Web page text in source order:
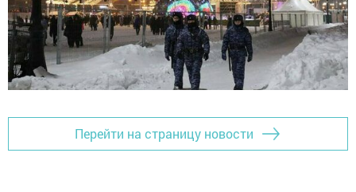
Перейти на страницу новости